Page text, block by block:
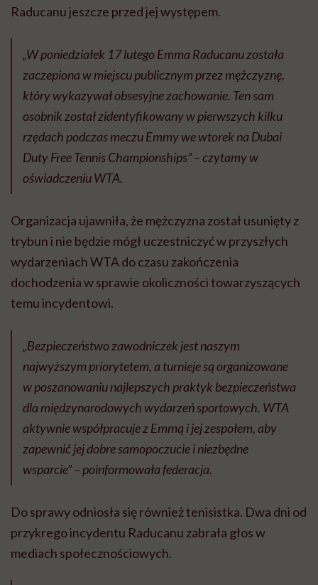
Raducanu jeszcze przed jej występem.
„W poniedziałek 17 lutego Emma Raducanu została
zaczepiona w miejscu publicznym przez mężczyznę,
który wykazywał obsesyjne zachowanie. Ten sam
osobnik został zidentyfikowany w pierwszych kilku
rzędach podczas meczu Emmy we wtorek na Dubai
Duty Free Tennis Championships” – czytamy w
oświadczeniu WTA.
Organizacja ujawniła, że ​​mężczyzna został usunięty z
trybun i nie będzie mógł uczestniczyć w przyszłych
wydarzeniach WTA do czasu zakończenia
dochodzenia w sprawie okoliczności towarzyszących
temu incydentowi.
„Bezpieczeństwo zawodniczek jest naszym
najwyższym priorytetem, a turnieje są organizowane
w poszanowaniu najlepszych praktyk bezpieczeństwa
dla międzynarodowych wydarzeń sportowych. WTA
aktywnie współpracuje z Emmą i jej zespołem, aby
zapewnić jej dobre samopoczucie i niezbędne
wsparcie” – poinformowała federacja.
Do sprawy odniosła się również tenisistka. Dwa dni od
przykrego incydentu Raducanu zabrała głos w
mediach społecznościowych.